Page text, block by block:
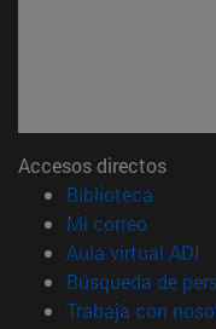
Accesos directos
Biblioteca
Mi correo(abre
Aula virtual ADI
Búsqueda de
Trabaja con